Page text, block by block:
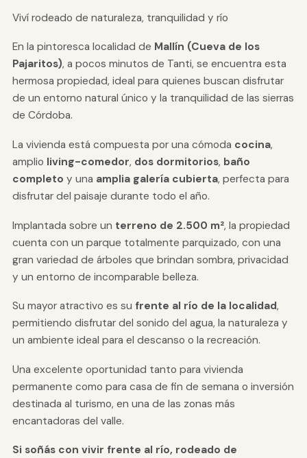
Viví rodeado de naturaleza, tranquilidad y río
En la pintoresca localidad de Mallín (Cueva de los
Pajaritos), a pocos minutos de Tanti, se encuentra esta
hermosa propiedad, ideal para quienes buscan disfrutar
de un entorno natural único y la tranquilidad de las sierras
de Córdoba.
La vivienda está compuesta por una cómoda cocina,
amplio living-comedor, dos dormitorios, baño
completo y una amplia galería cubierta, perfecta para
disfrutar del paisaje durante todo el año.
Implantada sobre un terreno de 2.500 m², la propiedad
cuenta con un parque totalmente parquizado, con una
gran variedad de árboles que brindan sombra, privacidad
y un entorno de incomparable belleza.
Su mayor atractivo es su frente al río de la localidad,
permitiendo disfrutar del sonido del agua, la naturaleza y
un ambiente ideal para el descanso o la recreación.
Una excelente oportunidad tanto para vivienda
permanente como para casa de fin de semana o inversión
destinada al turismo, en una de las zonas más
encantadoras del valle.
Si soñás con vivir frente al río, rodeado de